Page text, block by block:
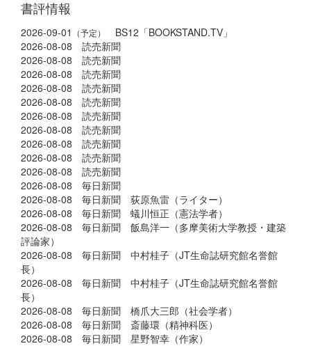
書評情報
2026-09-01 （予定）
BS12「BOOKSTAND.TV」
2026-08-08 読売新聞
2026-08-08 読売新聞
2026-08-08 読売新聞
2026-08-08 読売新聞
2026-08-08 読売新聞
2026-08-08 読売新聞
2026-08-08 読売新聞
2026-08-08 読売新聞
2026-08-08 読売新聞
2026-08-08 読売新聞
2026-08-08 毎日新聞
2026-08-08 毎日新聞 荻原魚雷（ライター）
2026-08-08 毎日新聞 蟻川恒正（憲法学者）
2026-08-08 毎日新聞 飯島洋一（多摩美術大学教授・建築
評論家）
2026-08-08 毎日新聞 中村桂子（JT生命誌研究館名誉館
長）
2026-08-08 毎日新聞 中村桂子（JT生命誌研究館名誉館
長）
2026-08-08 毎日新聞 橋爪大三郎（社会学者）
2026-08-08 毎日新聞 斎藤環（精神科医）
2026-08-08 毎日新聞 星野智幸（作家）